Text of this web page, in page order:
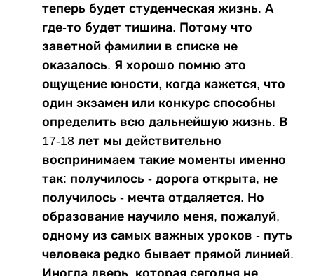
теперь будет студенческая жизнь. А
где-то будет тишина. Потому что
заветной фамилии в списке не
оказалось. Я хорошо помню это
ощущение юности, когда кажется, что
один экзамен или конкурс способны
определить всю дальнейшую жизнь. В
17-18 лет мы действительно
воспринимаем такие моменты именно
так: получилось - дорога открыта, не
получилось - мечта отдаляется. Но
образование научило меня, пожалуй,
одному из самых важных уроков - путь
человека редко бывает прямой линией.
Иногда дверь, которая сегодня не